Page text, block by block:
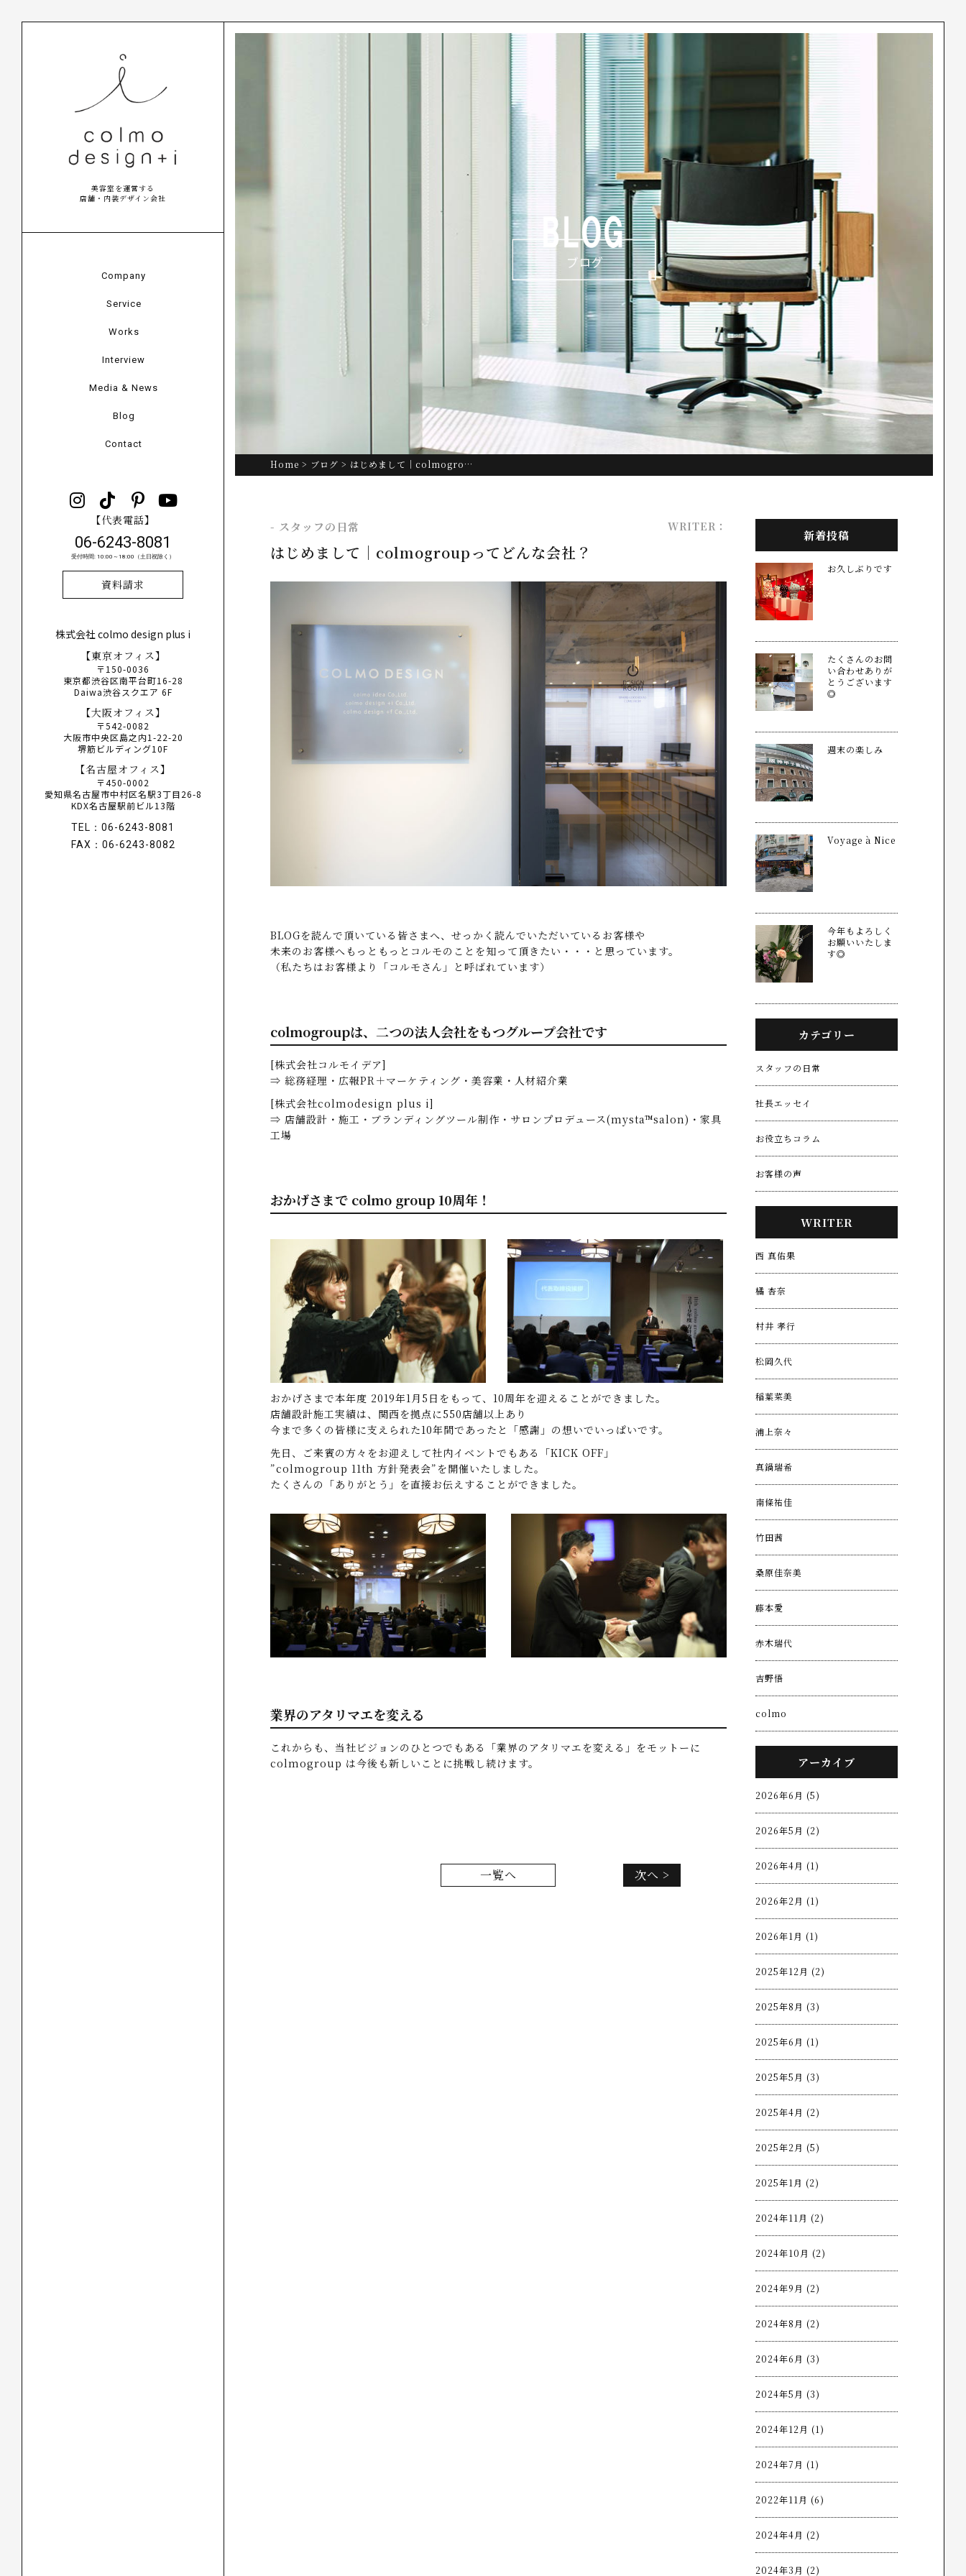
美容室を運営する
店舗・内装デザイン会社
Company
Service
Works
Interview
Media & News
Blog
Contact
【代表電話】
06-6243-8081
受付時間: 10:00～18:00（土日祝除く）
資料請求
株式会社 colmo design plus i
【東京オフィス】
〒150-0036
東京都渋谷区南平台町16-28
Daiwa渋谷スクエア 6F
【大阪オフィス】
〒542-0082
大阪市中央区島之内1-22-20
堺筋ビルディング10F
【名古屋オフィス】
〒450-0002
愛知県名古屋市中村区名駅3丁目26-8
KDX名古屋駅前ビル13階
TEL：06-6243-8081
FAX：06-6243-8082
Home > ブログ > はじめまして｜colmogro…
- スタッフの日常 WRITER：
はじめまして｜colmogroupってどんな会社？
BLOGを読んで頂いている皆さまへ、せっかく読んでいただいているお客様や
未来のお客様へもっともっとコルモのことを知って頂きたい・・・と思っています。
（私たちはお客様より「コルモさん」と呼ばれています）
colmogroupは、二つの法人会社をもつグループ会社です
[株式会社コルモイデア]
⇒ 総務経理・広報PR＋マーケティング・美容業・人材紹介業
[株式会社colmodesign plus i]
⇒ 店舗設計・施工・ブランディングツール制作・サロンプロデュース(mysta™salon)・家具
工場
おかげさまで colmo group 10周年！
おかげさまで本年度 2019年1月5日をもって、10周年を迎えることができました。
店舗設計施工実績は、関西を拠点に550店舗以上あり
今まで多くの皆様に支えられた10年間であったと「感謝」の想いでいっぱいです。
先日、ご来賓の方々をお迎えして社内イベントでもある「KICK OFF」
”colmogroup 11th 方針発表会”を開催いたしました。
たくさんの「ありがとう」を直接お伝えすることができました。
業界のアタリマエを変える
これからも、当社ビジョンのひとつでもある「業界のアタリマエを変える」をモットーに
colmogroup は今後も新しいことに挑戦し続けます。
一覧へ 次へ >
新着投稿
お久しぶりです
たくさんのお問
い合わせありが
とうございます
◎
週末の楽しみ
Voyage à Nice
今年もよろしく
お願いいたしま
す◎
カテゴリー
スタッフの日常
社長エッセイ
お役立ちコラム
お客様の声
WRITER
西 真佑果
橘 杏奈
村井 孝行
松岡久代
稲葉菜美
浦上奈々
真鍋瑞希
南條祐佳
竹田茜
桑原佳奈美
藤本愛
赤木瑞代
吉野悟
colmo
アーカイブ
2026年6月 (5)
2026年5月 (2)
2026年4月 (1)
2026年2月 (1)
2026年1月 (1)
2025年12月 (2)
2025年8月 (3)
2025年6月 (1)
2025年5月 (3)
2025年4月 (2)
2025年2月 (5)
2025年1月 (2)
2024年11月 (2)
2024年10月 (2)
2024年9月 (2)
2024年8月 (2)
2024年6月 (3)
2024年5月 (3)
2024年12月 (1)
2024年7月 (1)
2022年11月 (6)
2024年4月 (2)
2024年3月 (2)